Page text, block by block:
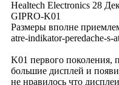
Healtech Electronics 28
GIPRO-K01
Размеры вполне
atre-indikator-peredache-s-
K01 первого поколения,
большие дисплей и
не нравилось что